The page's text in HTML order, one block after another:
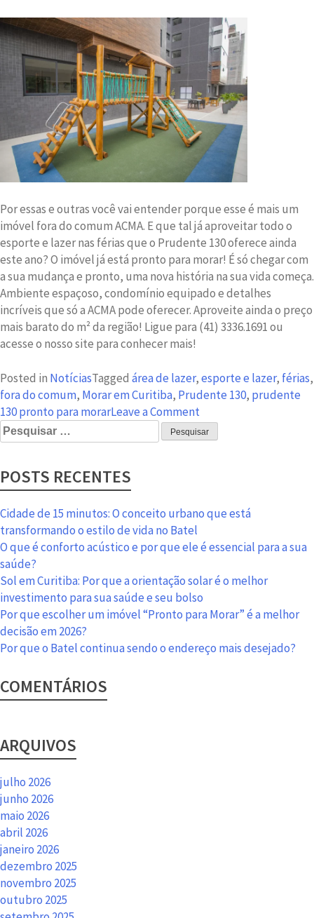
Por essas e outras você vai entender porque esse é mais um
imóvel fora do comum ACMA. E que tal já aproveitar todo o
esporte e lazer nas férias que o Prudente 130 oferece ainda
este ano? O imóvel já está pronto para morar! É só chegar com
a sua mudança e pronto, uma nova história na sua vida começa.
Ambiente espaçoso, condomínio equipado e detalhes
incríveis que só a ACMA pode oferecer. Aproveite ainda o preço
mais barato do m² da região! Ligue para (41) 3336.1691 ou
acesse o nosso site para conhecer mais!
Posted in NotíciasTagged área de lazer,esporte e lazer, férias,
fora do comum, Morar em Curitiba, Prudente 130, prudente
130 pronto para morarLeave a Comment
Muito
esporte
férias
no
130
Pesquisar
por:
POSTS RECENTES
Cidade de 15 minutos: O conceito urbano que está
transformando o estilo de vida no Batel
O que é conforto acústico e por que ele é essencial para a sua
saúde?
Sol em Curitiba: Por que a orientação solar é o melhor
investimento para sua saúde e seu bolso
Por que escolher um imóvel “Pronto para Morar” é a melhor
decisão em 2026?
Por que o Batel continua sendo o endereço mais desejado?
COMENTÁRIOS
ARQUIVOS
julho 2026
junho 2026
maio 2026
abril 2026
janeiro 2026
dezembro 2025
novembro 2025
outubro 2025